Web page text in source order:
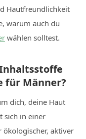
Hautfreundlichkeit
warum auch du
wählen solltest.
für Männer?
dich, deine Haut
sich in einer
ökologischer, aktiver